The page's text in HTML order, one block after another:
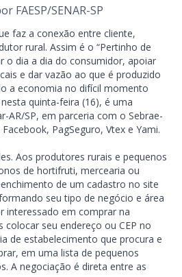
FAESP/SENAR-SP
faz a conexão entre cliente,
rural. Assim é o “Pertinho de
o dia a dia do consumidor, apoiar
e dar vazão ao que é produzido
a economia no difícil momento
quinta-feira (16), é uma
AR/SP, em parceria com o Sebrae-
PagSeguro, Vtex e Yami.
Aos produtores rurais e pequenos
de hortifruti, mercearia ou
de um cadastro no site
seu tipo de negócio e área
interessado em comprar na
colocar seu endereço ou CEP no
de estabelecimento que procura e
em uma lista de pequenos
A negociação é direta entre as